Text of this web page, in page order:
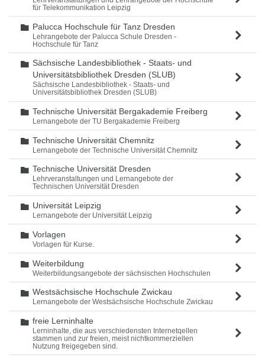
für Telekommunikation Leipzig
Ordner
Palucca Hochschule für Tanz Dresden
Lehrangebote der Palucca Schule Dresden -
Hochschule für Tanz
Ordner
Sächsische Landesbibliothek - Staats- und
Universitätsbibliothek Dresden (SLUB)
Sächsische Landesbibliothek - Staats- und
Universitätsbibliothek Dresden (SLUB)
Ordner
Technische Universität Bergakademie Freiberg
Lernangebote der TU Bergakademie Freiberg
Ordner
Technische Universität Chemnitz
Lernangebote der Technische Universität Chemnitz
Ordner
Technische Universität Dresden
Lehrveranstaltungen und Lernangebote der
Technischen Universität Dresden
Ordner
Universität Leipzig
Lernangebote der Universität Leipzig
Ordner
Vorlagen
Vorlagen für Kurse.
Ordner
Weiterbildung
Weiterbildungsangebote der sächsischen Hochschulen
Ordner
Westsächsische Hochschule Zwickau
Lernangebote der Westsächsische Hochschule Zwickau
Ordner
freie Lerninhalte
Lerninhalte, die aus verschiedensten Internetqellen
stammen und zur freien, meist nichtkommerziellen
Nutzung freigegeben sind.